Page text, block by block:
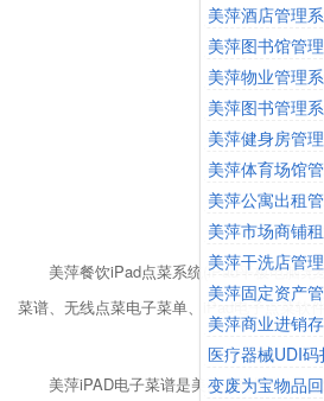
美萍餐饮iPad点菜系统(iPad平板电脑无
菜谱、无线点菜电子菜单、iPad电子点菜软
美萍iPAD电子菜谱是美萍公司推出的一
美萍酒店管理
美萍图书馆管
美萍物业管理
美萍图书管理
美萍健身房管
美萍体育场馆
美萍公寓出租
美萍市场商铺
美萍干洗店管
美萍固定资产
美萍商业进销
医疗器械UDI
变废为宝物品